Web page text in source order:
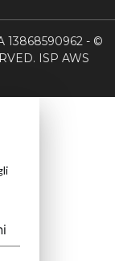
13868590962 - ©
ISP AWS